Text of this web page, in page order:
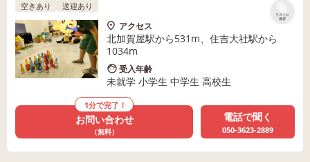
リストに
保存
空きあり 送迎あり
アクセス
北加賀屋駅から531m、住吉大社駅から
1034m
受入年齢
未就学 小学生 中学生 高校生
1分で完了！
お問い合わせ
（無料）
電話で聞く
050-3623-2889